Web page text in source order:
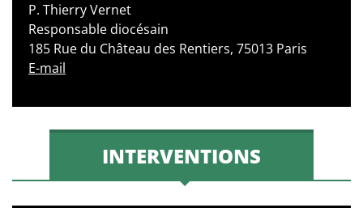
P. Thierry Vernet
Responsable diocésain
185 Rue du Château des Rentiers, 75013 Paris
E-mail
INTERVENTIONS